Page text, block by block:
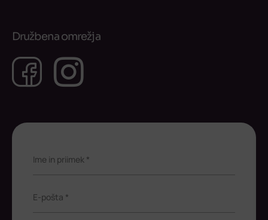
Družbena omrežja
Facebook
Instagram
Ime in priimek *
E-pošta *